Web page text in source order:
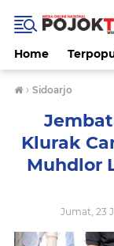
Home
› Sidoarjo
Klurak
Muhdlor
Jumat, 23